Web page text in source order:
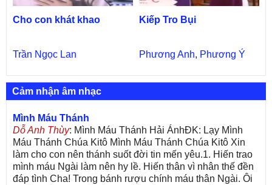
Cho con khát khao
Trần Ngọc Lan
Kiếp Tro Bụi
Phương Anh, Phương Ý
Cảm nhận âm nhạc
Mình Máu Thánh
Dỗ Anh Thùy: Mình Máu Thánh Hải ÁnhĐK: Lạy Mình
Máu Thánh Chúa Kitô Mình Máu Thánh Chúa Kitô Xin
làm cho con nên thánh suốt đời tin mến yêu.1. Hiến trao
mình máu Ngài làm nên hy lề. Hiến thân vì nhân thế đền
đáp tình Cha! Trong bánh rượu chính máu thân Ngài. Ôi